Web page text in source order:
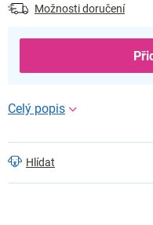
Možnosti doručení
Hlídat